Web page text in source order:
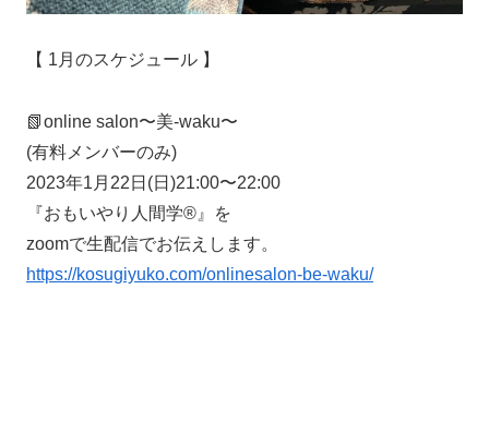
【 1月のスケジュール 】
📗online salon〜美-waku〜
(有料メンバーのみ)
2023年1月22日(日)21:00〜22:00
『おもいやり人間学®️』を
zoomで生配信でお伝えします。
https://kosugiyuko.com/onlinesalon-be-waku/